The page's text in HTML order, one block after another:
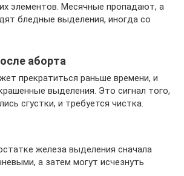
элементов. Месячные пропадают, а
бледные выделения, иногда со
аборта
прекратиться раньше времени, и
выделения. Это сигнал того,
сгустки, и требуется чистка.
железа выделения сначала
а затем могут исчезнуть